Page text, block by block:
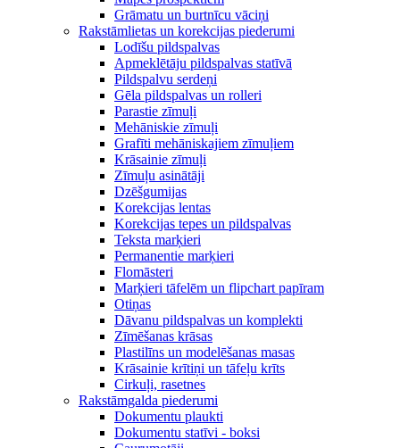
Grāmatu un burtnīcu vāciņi
Rakstāmlietas un korekcijas piederumi
Lodīšu pildspalvas
Apmeklētāju pildspalvas statīvā
Pildspalvu serdeņi
Gēla pildspalvas un rolleri
Parastie zīmuļi
Mehāniskie zīmuļi
Grafīti mehāniskajiem zīmuļiem
Krāsainie zīmuļi
Zīmuļu asinātāji
Dzēšgumijas
Korekcijas lentas
Korekcijas tepes un pildspalvas
Teksta marķieri
Permanentie marķieri
Flomāsteri
Marķieri tāfelēm un flipchart papīram
Otiņas
Dāvanu pildspalvas un komplekti
Zīmēšanas krāsas
Plastilīns un modelēšanas masas
Krāsainie krītiņi un tāfeļu krīts
Cirkuļi, rasetnes
Rakstāmgalda piederumi
Dokumentu plaukti
Dokumentu statīvi - boksi